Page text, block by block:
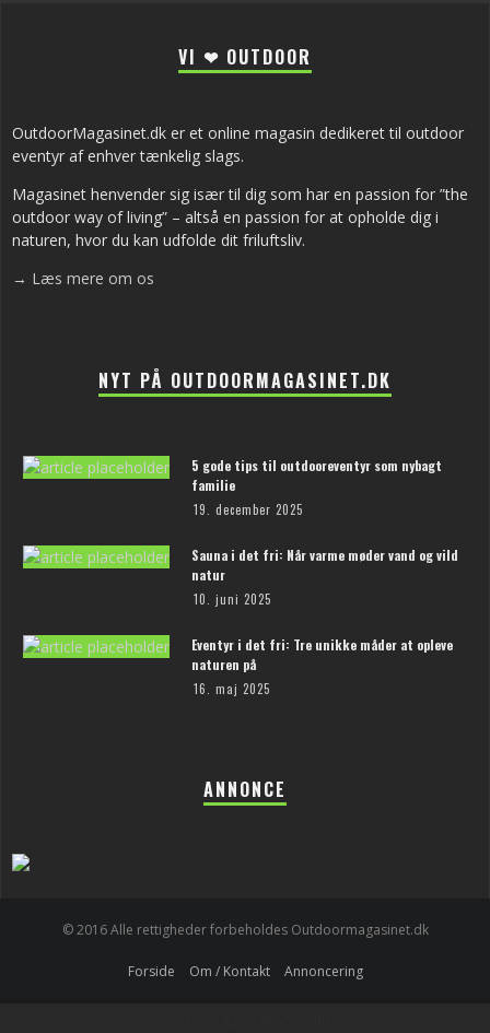
VI ❤ OUTDOOR
OutdoorMagasinet.dk er et online magasin dedikeret til outdoor
eventyr af enhver tænkelig slags.
Magasinet henvender sig især til dig som har en passion for ”the
outdoor way of living” – altså en passion for at opholde dig i
naturen, hvor du kan udfolde dit friluftsliv.
→ Læs mere om os
NYT PÅ OUTDOORMAGASINET.DK
5 gode tips til outdooreventyr som nybagt
familie
19. december 2025
Sauna i det fri: Når varme møder vand og vild
natur
10. juni 2025
Eventyr i det fri: Tre unikke måder at opleve
naturen på
16. maj 2025
ANNONCE
© 2016 Alle rettigheder forbeholdes Outdoormagasinet.dk
Forside Om / Kontakt Annoncering